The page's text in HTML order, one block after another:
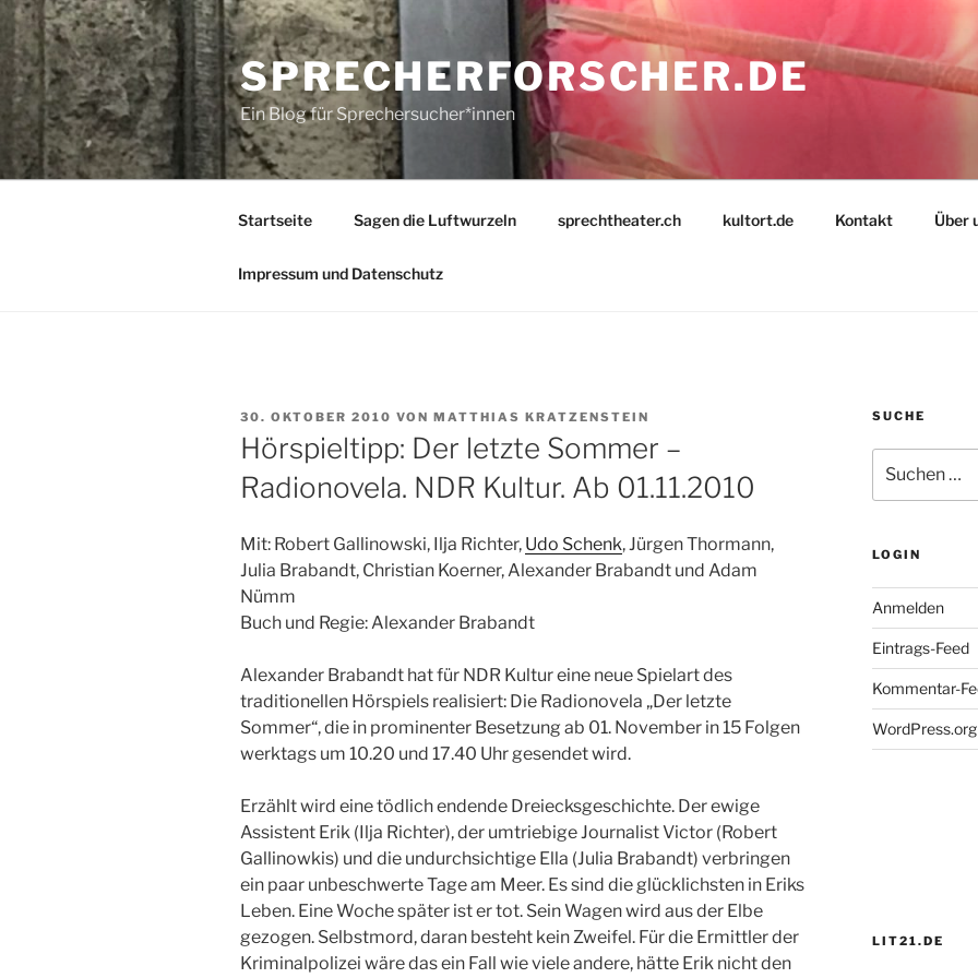
Zum
Inhalt
springen
SPRECHERFORSCHER.DE
Ein Blog für Sprechersucher*innen
Startseite Sagen die Luftwurzeln sprechtheater.ch kultort.de Kontakt Über
Impressum und Datenschutz
VERÖFFENTLICHT
AM
30. OKTOBER 2010 VON MATTHIAS KRATZENSTEIN
Hörspieltipp: Der letzte Sommer –
Radionovela. NDR Kultur. Ab 01.11.2010
Mit: Robert Gallinowski, Ilja Richter, Udo Schenk, Jürgen Thormann,
Julia Brabandt, Christian Koerner, Alexander Brabandt und Adam
Nümm
Buch und Regie: Alexander Brabandt
Alexander Brabandt hat für NDR Kultur eine neue Spielart des
traditionellen Hörspiels realisiert: Die Radionovela „Der letzte
Sommer“, die in prominenter Besetzung ab 01. November in 15 Folgen
werktags um 10.20 und 17.40 Uhr gesendet wird.
Erzählt wird eine tödlich endende Dreiecksgeschichte. Der ewige
Assistent Erik (Ilja Richter), der umtriebige Journalist Victor (Robert
Gallinowkis) und die undurchsichtige Ella (Julia Brabandt) verbringen
ein paar unbeschwerte Tage am Meer. Es sind die glücklichsten in Eriks
Leben. Eine Woche später ist er tot. Sein Wagen wird aus der Elbe
gezogen. Selbstmord, daran besteht kein Zweifel. Für die Ermittler der
Kriminalpolizei wäre das ein Fall wie viele andere, hätte Erik nicht den
SUCHE
nach:
LOGIN
Anmelden
Eintrags-Feed
Kommentar-
WordPress.org
LIT21.DE